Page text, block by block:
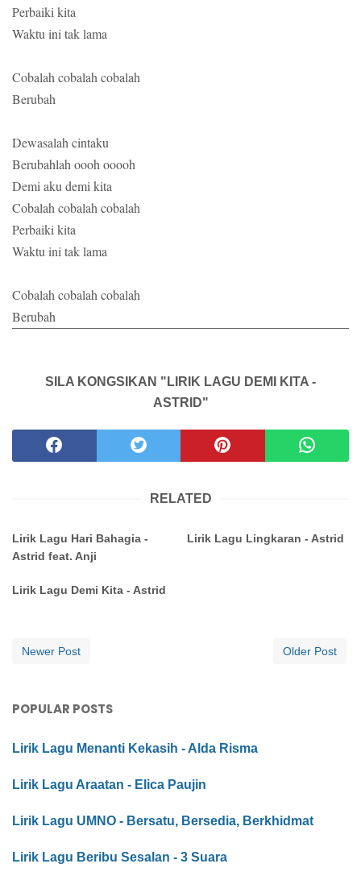
Perbaiki kita
Waktu ini tak lama
Cobalah cobalah cobalah
Berubah
Dewasalah cintaku
Berubahlah oooh ooooh
Demi aku demi kita
Cobalah cobalah cobalah
Perbaiki kita
Waktu ini tak lama
Cobalah cobalah cobalah
Berubah
SILA KONGSIKAN "LIRIK LAGU DEMI KITA -
ASTRID"
RELATED
Lirik Lagu Hari Bahagia -
Astrid feat. Anji
Lirik Lagu Lingkaran - Astrid
Lirik Lagu Demi Kita - Astrid
Newer Post Older Post
POPULAR POSTS
Lirik Lagu Menanti Kekasih - Alda Risma
Lirik Lagu Araatan - Elica Paujin
Lirik Lagu UMNO - Bersatu, Bersedia, Berkhidmat
Lirik Lagu Beribu Sesalan - 3 Suara